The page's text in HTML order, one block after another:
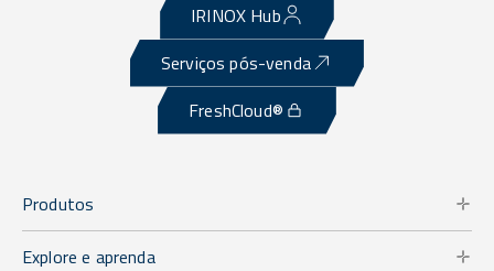
IRINOX Hub
Serviços pós-venda
FreshCloud®
Produtos
Explore e aprenda